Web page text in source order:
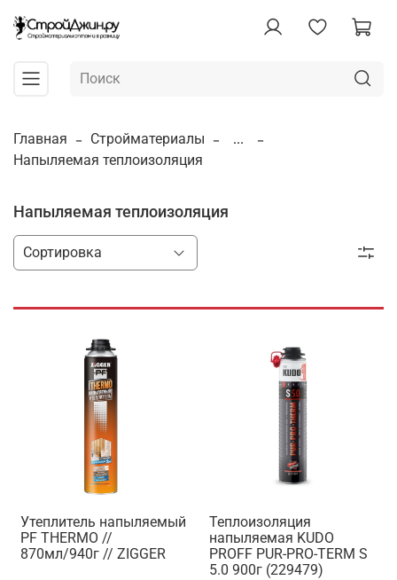
Главная Стройматериалы
...
Напыляемая теплоизоляция
Напыляемая теплоизоляция
Утеплитель напыляемый
PF THERMO //
870мл/940г // ZIGGER
Теплоизоляция
напыляемая KUDO
PROFF PUR-PRO-TERM S
5.0 900г (229479)